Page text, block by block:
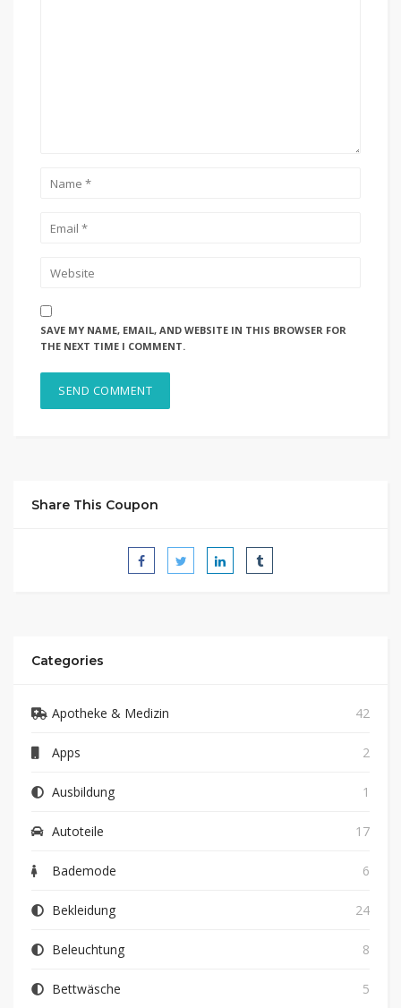
SAVE MY NAME, EMAIL, AND WEBSITE IN THIS BROWSER FOR
THE NEXT TIME I COMMENT.
Share This Coupon
Categories
Apotheke & Medizin 42
Apps 2
Ausbildung 1
Autoteile 17
Bademode 6
Bekleidung 24
Beleuchtung 8
Bettwäsche 5